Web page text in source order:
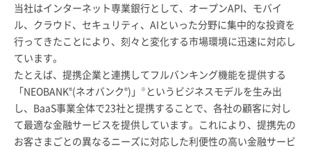
当社はインターネット専業銀行として、オープンAPI、モバイ
ル、クラウド、セキュリティ、AIといった分野に集中的な投資を
行ってきたことにより、刻々と変化する市場環境に迅速に対応し
ています。
たとえば、提携企業と連携してフルバンキング機能を提供する
「NEOBANK®(ネオバンク ®)」 ※ というビジネスモデルを生み出
し、BaaS事業全体で23社と提携することで、各社の顧客に対し
て最適な金融サービスを提供しています。これにより、提携先の
お客さまごとの異なるニーズに対応した利便性の高い金融サービ